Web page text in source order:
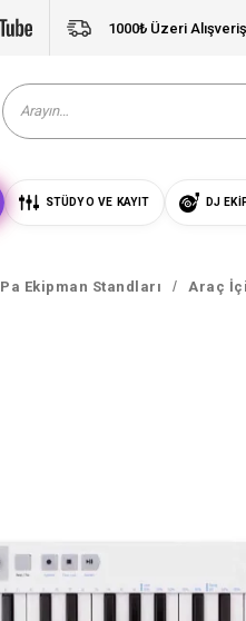
1000₺ Üzeri
STÜDYO VE KAYIT DJ
Pa Ekipman Standları Araç